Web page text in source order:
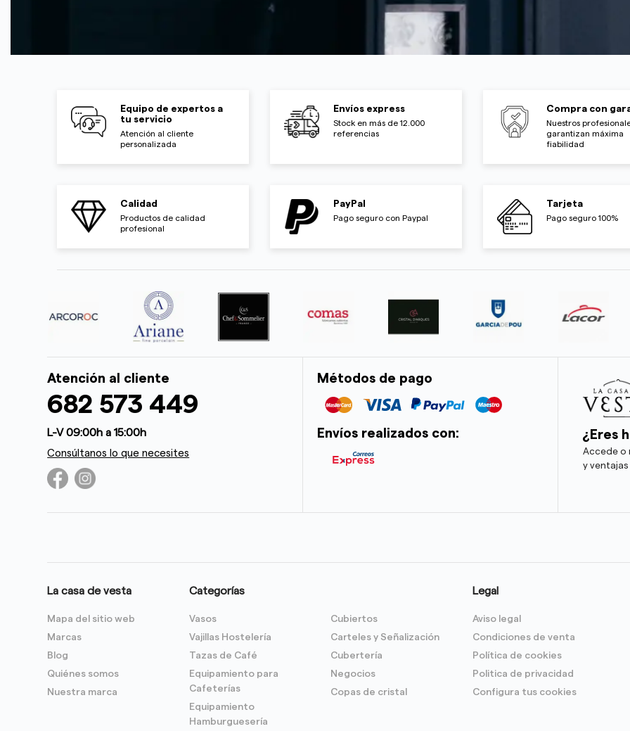
Equipo de expertos a
tu servicio
Atención al cliente
personalizada
Envíos express
Stock en más de 12.000
referencias
Compra con
Nuestros
garantizan máxima
fiabilidad
Calidad
Productos de calidad
profesional
PayPal
Pago seguro con Paypal
Tarjeta
Pago seguro 100%
Atención al cliente
682 573 449
L-V 09:00h a 15:00h
Consúltanos lo que necesites
Métodos de pago
Envíos realizados con: ¿Eres
Accede o
y
La casa de vesta
Mapa del sitio web
Marcas
Blog
Quiénes somos
Nuestra marca
Categorías
Vasos
Vajillas Hostelería
Tazas de Café
Equipamiento para
Cafeterías
Equipamiento
Hamburguesería
Cubiertos
Carteles y Señalización
Cubertería
Negocios
Copas de cristal
Legal
Aviso legal
Condiciones de venta
Política de cookies
Politica de privacidad
Configura tus cookies